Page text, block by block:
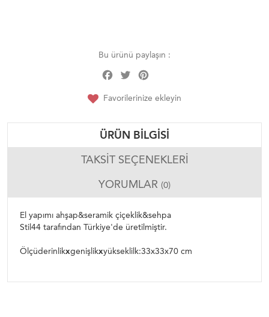
Bu ürünü paylaşın :
Facebook
Twitter
Favorilerinize ekleyin
ÜRÜN BILGISI
TAKSIT SEÇENEKLERI
YORUMLAR (0)
El yapımı ahşap&seramik çiçeklik&sehpa
Stil44 tarafından Türkiye'de üretilmiştir.
Ölçüderinlikxgenişlikxyükseklilk:33x33x70 cm